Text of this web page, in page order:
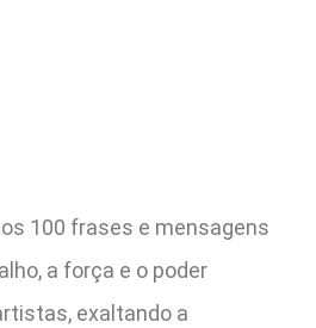
100 frases e mensagens
a força e o poder
exaltando a